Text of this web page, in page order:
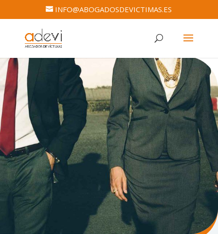
INFO@ABOGADOSDEVICTIMAS.ES